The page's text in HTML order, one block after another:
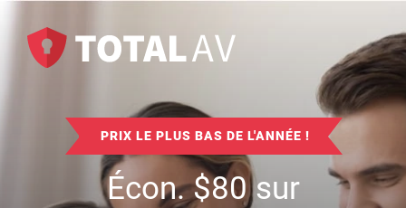
PRIX LE PLUS BAS DE L'ANNÉE !
Écon.$80sur